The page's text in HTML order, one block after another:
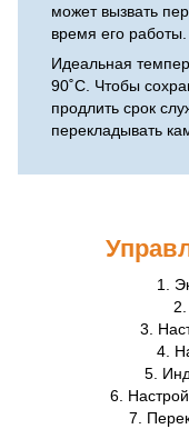
может вызвать
время его работы.
Идеальная
90˚С. Чтобы
продлить срок
перекладывать
1.
3.
4.
5.
6.
7.